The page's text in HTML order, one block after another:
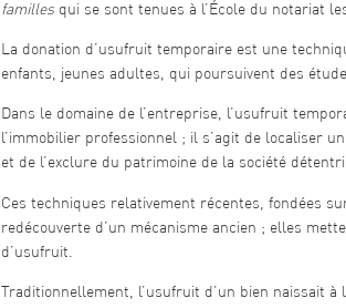
famillesqui se sont tenues à l’École du notariat
La donation d’usufruit temporaire est une
enfants, jeunes adultes, qui poursuivent des
Dans le domaine de l’entreprise, l’usufruit
l’immobilier professionnel ; il s’agit de localiser
et de l’exclure du patrimoine de la société
Ces techniques relativement récentes, fondées
redécouverte d’un mécanisme ancien ; elles
d’usufruit.
Traditionnellement, l’usufruit d’un bien naissait